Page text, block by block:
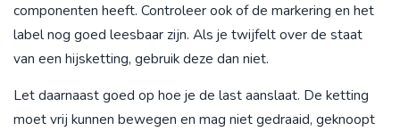
componenten heeft. Controleer ook of de markering en het
label nog goed leesbaar zijn. Als je twijfelt over de staat
van een hijsketting, gebruik deze dan niet.
Let daarnaast goed op hoe je de last aanslaat. De ketting
moet vrij kunnen bewegen en mag niet gedraaid, geknoopt